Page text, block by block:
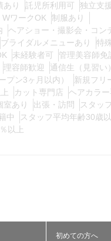
検索する
あり 託児所利用可
独立支
WワークOK
制服あり
ヘアショー・撮影会・コン
ブライダルメニューあり
特
未経験者可
管理美容師免
理容師歓迎
通信生（見習い
プン3ヶ月以内）
新規フリ
カット専門店
ヘアカラー
室あり 出張・訪問
スタッ
中
スタッフ平均年齢30歳以
以上
初めての方へ